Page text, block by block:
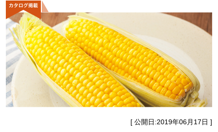
[ 公開日:2019年06月17日 ]